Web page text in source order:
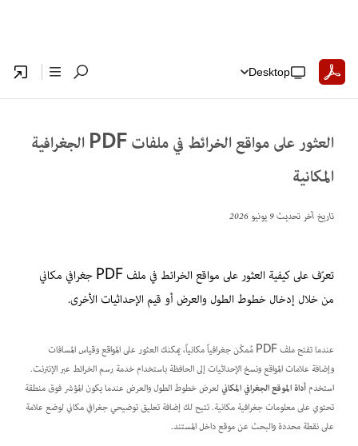
Desktop
العثور على مواقع الخرائط في ملفات PDF الجغرافية
المكانية
تاريخ آخر تحديث9 يونيو 2026
تعرّف على كيفية العثور على مواقع الخرائط في ملف PDF جغرافي مكاني
من خلال إدخال خطوط الطول والعرض أو قيم الإحداثيات الأخرى.
عندما تفتح ملف PDF مُمكّن جغرافياً مكانياً، يمكنك العثور على المواقع وقياس المسافات
وإضافة علامات المواقع ونسخ الإحداثيات إلى الحافظة باستخدام خدمة رسم الخرائط عبر الإنترنت.
استخدمأداة الموقع الجغرافي المكانيلعرض خطوط الطول والعرض عندما يكون المؤشر فوق منطقة
تحتوي على معلومات جغرافية مكانية. تتيح لك إضافة تعليق توضيحي جغرافي مكاني لوضع علامة
على نقطة محددة والبحث عن موقع داخل المستند.